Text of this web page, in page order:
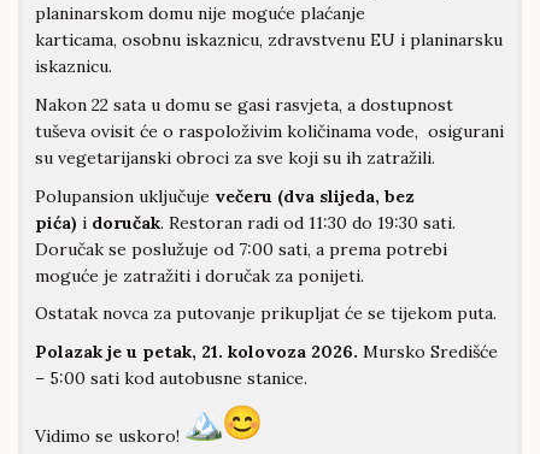
planinarskom domu nije moguće plaćanje
karticama, osobnu iskaznicu, zdravstvenu EU i planinarsku
iskaznicu.
Nakon 22 sata u domu se gasi rasvjeta, a dostupnost
tuševa ovisit će o raspoloživim količinama vode, osigurani
su vegetarijanski obroci za sve koji su ih zatražili.
Polupansion uključuje večeru (dva slijeda, bez
pića) i doručak. Restoran radi od 11:30 do 19:30 sati.
Doručak se poslužuje od 7:00 sati, a prema potrebi
moguće je zatražiti i doručak za ponijeti.
Ostatak novca za putovanje prikupljat će se tijekom puta.
Polazak je u petak, 21. kolovoza 2026. Mursko Središće
– 5:00 sati kod autobusne stanice.
Vidimo se uskoro!